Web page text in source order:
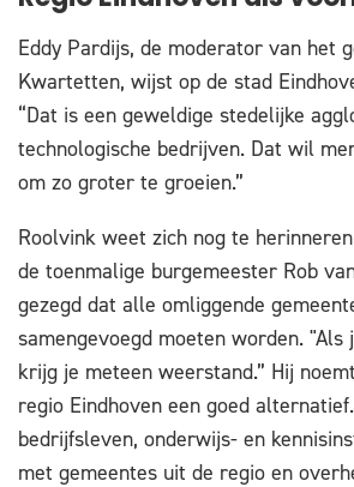
Eddy Pardijs, de moderator van het
Kwartetten, wijst op de stad
“Dat is een geweldige stedelijke
technologische bedrijven. Dat wil
om zo groter te groeien.”
Roolvink weet zich nog te
de toenmalige burgemeester Rob
gezegd dat alle omliggende
samengevoegd moeten worden. "Als
krijg je meteen weerstand.” Hij
regio Eindhoven een goed
bedrijfsleven, onderwijs- en
met gemeentes uit de regio en